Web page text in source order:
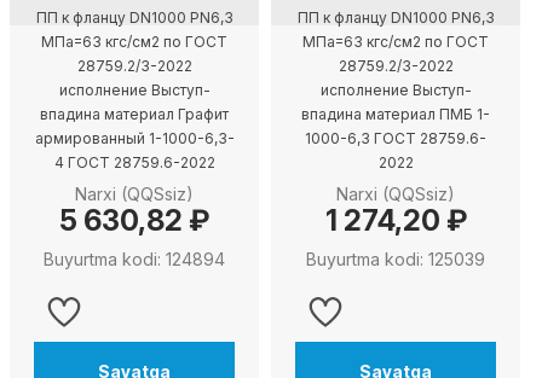
ПП к фланцу DN1000 PN6,3
МПа=63 кгс/см2 по ГОСТ
28759.2/3-2022
исполнение Выступ-
впадина материал Графит
армированный 1-1000-6,3-
4 ГОСТ 28759.6-2022
Narxi (QQSsiz)
5 630,82 ₽
Buyurtma kodi: 124894
Savatga
ПП к фланцу DN1000 PN6,3
МПа=63 кгс/см2 по ГОСТ
28759.2/3-2022
исполнение Выступ-
впадина материал ПМБ 1-
1000-6,3 ГОСТ 28759.6-
2022
Narxi (QQSsiz)
1 274,20 ₽
Buyurtma kodi: 125039
Savatga